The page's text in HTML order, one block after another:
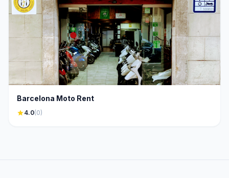
Barcelona Moto Rent
star4.0(0)